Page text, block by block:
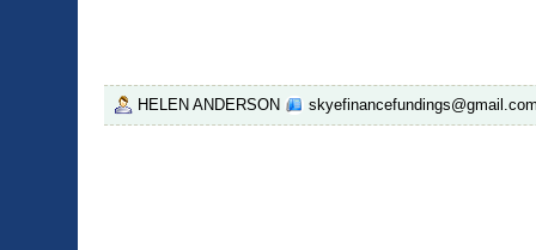
HELEN ANDERSON